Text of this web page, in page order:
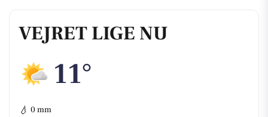
VEJRET LIGE NU
11°
💧 0 mm